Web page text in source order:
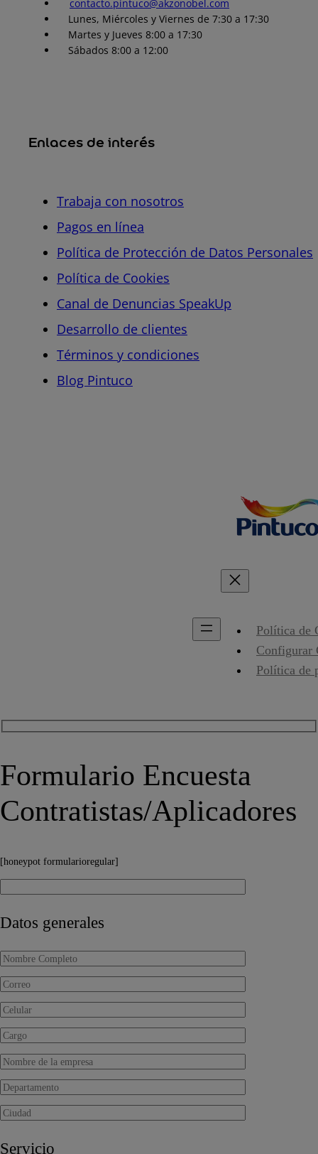
contacto.pintuco@akzonobel.com
Lunes, Miércoles y Viernes de 7:30 a 17:30
Martes y Jueves 8:00 a 17:30
Sábados 8:00 a 12:00
Enlaces de interés
Trabaja con nosotros
Pagos en línea
Política de Protección de Datos Personales
Política de Cookies
Canal de Denuncias SpeakUp
Desarrollo de clientes
Términos y condiciones
Blog Pintuco
Política de
Configurar
Política de
Formulario Encuesta
Contratistas/Aplicadores
[honeypot formularioregular]
Datos generales
Servicio